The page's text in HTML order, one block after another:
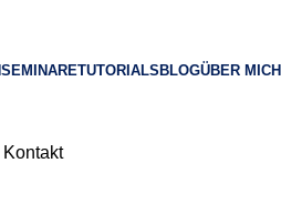
SEMINARETUTORIALS BLOGÜBER MICH
Kontakt